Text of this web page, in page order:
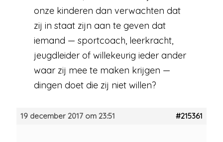
onze kinderen dan verwachten dat
zij in staat zijn aan te geven dat
iemand — sportcoach, leerkracht,
jeugdleider of willekeurig ieder ander
waar zij mee te maken krijgen —
dingen doet die zij niet willen?
19 december 2017 om 23:51 #215361